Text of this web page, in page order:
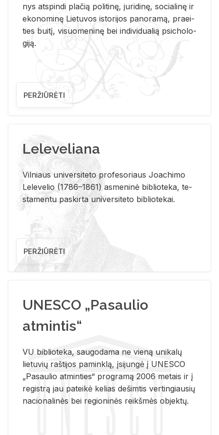
nys at­spin­di pla­čią po­li­ti­nę, ju­ri­di­nę, so­cia­li­nę ir
eko­no­mi­nę Lie­tu­vos is­to­ri­jos pa­no­ra­mą, pra­ei­
ties bui­tį, vi­suo­me­ni­nę bei in­di­vi­dua­lią psi­cho­lo­
gi­ją.
PERŽIŪRĖTI
Leleveliana
Vil­niaus uni­ver­si­te­to pro­fe­so­riaus Jo­a­chi­mo
Le­le­ve­lio (1786–1861) as­me­ni­nė bi­b­lio­te­ka, te­
sta­men­tu pa­skir­ta uni­ver­si­te­to bi­b­lio­te­kai.
PERŽIŪRĖTI
UNESCO „Pasaulio
atmintis“
VU biblioteka, saugodama ne vieną unikalų
lietuvių raštijos paminklą, įsijungė į UNESCO
„Pasaulio atminties“ programą 2006 metais ir į
registrą jau pateikė kelias dešimtis vertingiausių
nacionalinės bei regioninės reikšmės objektų.